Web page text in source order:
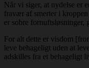
Når vi siger, at nydelse er
fravær af smerter i
er sobre
For alt dette er visdom
leve behageligt uden at
adskilles fra et behageligt